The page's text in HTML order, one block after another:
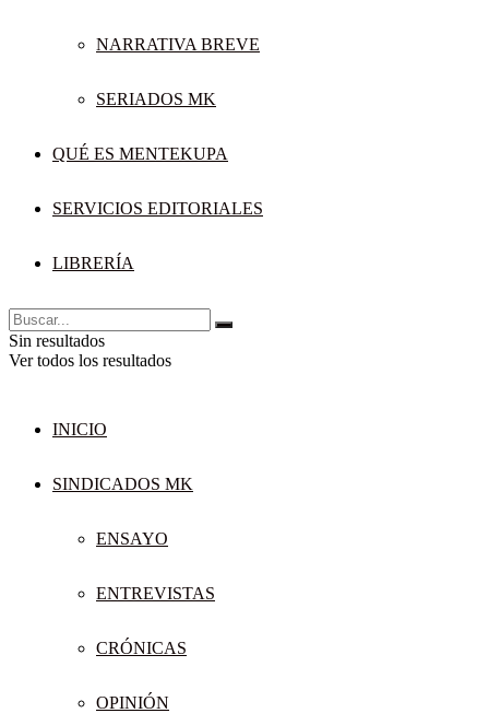
NARRATIVA BREVE
SERIADOS MK
QUÉ ES MENTEKUPA
SERVICIOS EDITORIALES
LIBRERÍA
Sin resultados
Ver todos los resultados
INICIO
SINDICADOS MK
ENSAYO
ENTREVISTAS
CRÓNICAS
OPINIÓN